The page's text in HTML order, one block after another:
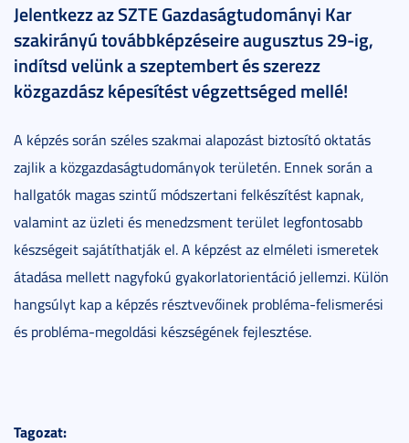
Jelentkezz az SZTE Gazdaságtudományi Kar
szakirányú továbbképzéseire augusztus 29-ig,
indítsd velünk a szeptembert és szerezz
közgazdász képesítést végzettséged mellé!
A képzés során széles szakmai alapozást biztosító oktatás
zajlik a közgazdaságtudományok területén. Ennek során a
hallgatók magas szintű módszertani felkészítést kapnak,
valamint az üzleti és menedzsment terület legfontosabb
készségeit sajátíthatják el. A képzést az elméleti ismeretek
átadása mellett nagyfokú gyakorlatorientáció jellemzi. Külön
hangsúlyt kap a képzés résztvevőinek probléma-felismerési
és probléma-megoldási készségének fejlesztése.
Tagozat: